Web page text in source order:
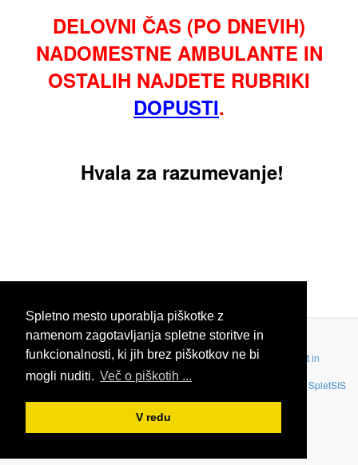
Spletno mesto uporablja piškotke z
namenom zagotavljanja spletne storitve in
funkcionalnosti, ki jih brez piškotkov ne bi
mogli nuditi. Več o piškotih ...
V redu
DELOVNI ČAS (PO DNEVIH)
NADOMESTNE AMBULANTE IN
OSTALIH NAJDETE RUBRIKI
DOPUSTI.
Hvala za razumevanje!
©Avtorske pravice SpletSIS 2018, vse pravice pridržane |
Zasebnost in
piškotki
SpletSIS